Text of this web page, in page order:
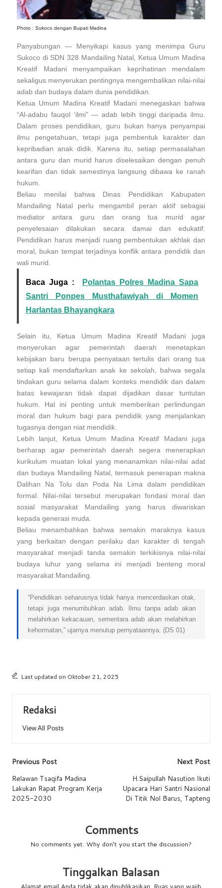
Photo : Sukoco dengan Bupati Madina
Panyabungan — Menyikapi kasus yang menimpa Guru
Sukoco di SDN 328 Mandailing Natal, Ketua Umum Madina
Kreatif Madani menyampaikan keprihatinan mendalam
sekaligus menyerukan pentingnya mengembalikan nilai-nilai
adab dan budaya dalam dunia pendidikan.
Ketua Umum Madina Kreatif Madani menegaskan bahwa
“Al-adabu fauqol ‘ilmi” — adab lebih tinggi daripada ilmu.
Dalam proses pendidikan, guru bukan hanya penyampai
ilmu pengetahuan, tetapi juga pembentuk karakter dan
kepribadian anak didik. Karena itu, setiap permasalahan
antara guru dan murid harus diselesaikan dengan penuh
kearifan dan tidak semestinya langsung dibawa ke ranah
hukum.
Beliau menilai bahwa Dinas Pendidikan Kabupaten
Mandailing Natal perlu mengambil peran aktif sebagai
mediator antara guru dan orang tua murid agar
penyelesaian dilakukan secara damai dan edukatif.
Pendidikan harus menjadi ruang pembentukan akhlak dan
moral, bukan tempat terjadinya konflik antara pendidik dan
wali murid.
Baca Juga :
Polantas Polres Madina Sapa
Santri Ponpes Musthafawiyah di Momen
Harlantas Bhayangkara
Selain itu, Ketua Umum Madina Kreatif Madani juga
menyerukan agar pemerintah daerah menetapkan
kebijakan baru berupa pernyataan tertulis dari orang tua
setiap kali mendaftarkan anak ke sekolah, bahwa segala
tindakan guru selama dalam konteks mendidik dan dalam
batas kewajaran tidak dapat dijadikan dasar tuntutan
hukum. Hal ini penting untuk memberikan perlindungan
moral dan hukum bagi para pendidik yang menjalankan
tugasnya dengan niat mendidik.
Lebih lanjut, Ketua Umum Madina Kreatif Madani juga
berharap agar pemerintah daerah segera menerapkan
kurikulum muatan lokal yang menanamkan nilai-nilai adat
dan budaya Mandailing Natal, termasuk penerapan makna
Dalihan Na Tolu dan Poda Na Lima dalam pendidikan
formal. Nilai-nilai tersebut merupakan fondasi moral dan
sosial masyarakat Mandailing yang harus diwariskan
kepada generasi muda.
Beliau menambahkan bahwa semakin maraknya kasus
yang berkaitan dengan perilaku dan karakter di tengah
masyarakat menjadi tanda semakin terkikisnya nilai-nilai
budaya luhur yang selama ini menjadi benteng moral
masyarakat Mandailing.
“Pendidikan seharusnya tidak hanya mencerdaskan otak,
tetapi juga menumbuhkan adab. Ilmu tanpa adab akan
melahirkan kekacauan, sementara adab akan melahirkan
kehormatan,” ujarnya menutup pernyataannya. (DS 01)
Last updated on Oktober 21, 2025
Redaksi
View All Posts
Previous Post
Relawan Tsaqifa Madina
Lakukan Rapat Program Kerja
2025-2030
Next Post
H.Saipullah Nasution Ikuti
Upacara Hari Santri Nasional
Di Titik Nol Barus, Tapteng
Comments
No comments yet. Why don’t you start the discussion?
Tinggalkan Balasan
Alamat email Anda tidak akan dipublikasikan. Ruas yang wajib